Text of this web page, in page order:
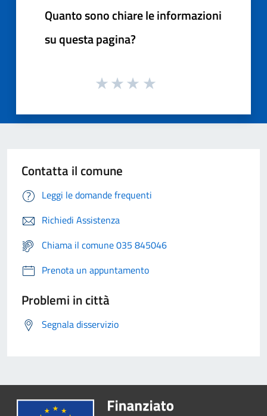
Quanto sono chiare le informazioni
su questa pagina?
Contatta il comune
Leggi le domande frequenti
Richiedi Assistenza
Chiama il comune 035 845046
Prenota un appuntamento
Problemi in città
Segnala disservizio